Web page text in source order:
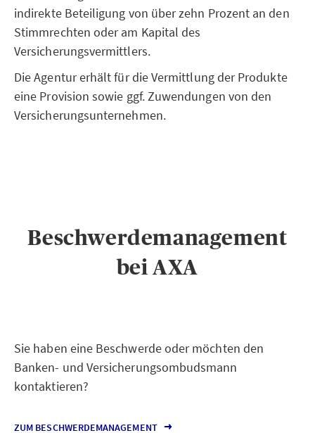
indirekte Beteiligung von über zehn Prozent an den
Stimmrechten oder am Kapital des
Versicherungsvermittlers.
Die Agentur erhält für die Vermittlung der Produkte
eine Provision sowie ggf. Zuwendungen von den
Versicherungsunternehmen.
Beschwerdemanagement
bei AXA
Sie haben eine Beschwerde oder möchten den
Banken- und Versicherungsombudsmann
kontaktieren?
ZUM BESCHWERDEMANAGEMENT